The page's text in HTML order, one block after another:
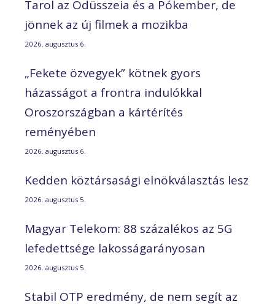
Tarol az Odüsszeia és a Pókember, de
jönnek az új filmek a mozikba
2026. augusztus 6.
„Fekete özvegyek” kötnek gyors
házasságot a frontra indulókkal
Oroszországban a kártérítés
reményében
2026. augusztus 6.
Kedden köztársasági elnökválasztás lesz
2026. augusztus 5.
Magyar Telekom: 88 százalékos az 5G
lefedettsége lakosságarányosan
2026. augusztus 5.
Stabil OTP eredmény, de nem segít az